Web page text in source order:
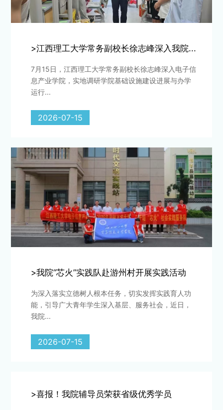
>江西理工大学常务副校长徐志峰深入我院...
7月15日，江西理工大学常务副校长徐志峰深入电子信
息产业学院，实地调研学院基础设施建设进展与办学
运行...
2026-07-15
>我院“芯火”实践队赴游州村开展实践活动
为深入落实立德树人根本任务，切实发挥实践育人功
能，引导广大青年学生深入基层、服务社会，近日，
我院...
2026-07-15
>喜报！我院辅导员荣获省级优秀学员